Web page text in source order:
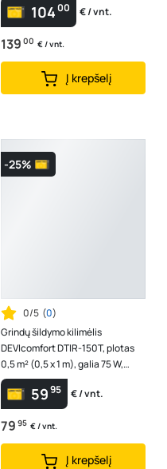
10400 € / vnt.
139 00 € / vnt.
Į krepšelį
-25%
0/5 (0)
Grindų šildymo kilimėlis
DEVIcomfort DTIR-150T, plotas
0,5 m² (0,5 x 1 m), galia 75 W,
83030560
5995 € / vnt.
79 95 € / vnt.
Į krepšelį